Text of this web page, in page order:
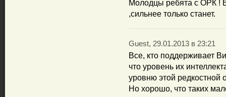
Молодцы ребята с ОРК !
,сильнее только станет.
Guest, 29.01.2013 в 23:21
Все, кто поддерживает
что уровень их
уровню этой редкостной
Но хорошо, что таких